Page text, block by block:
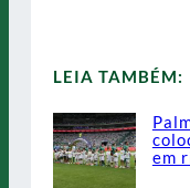
LEIA TAMBÉM:
em